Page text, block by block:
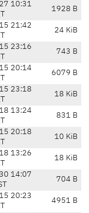
10:31
1928 B
21:42
24 KiB
23:16
743 B
20:14
6079 B
23:18
18 KiB
13:24
831 B
20:18
10 KiB
13:26
18 KiB
14:07
704 B
20:23
4951 B